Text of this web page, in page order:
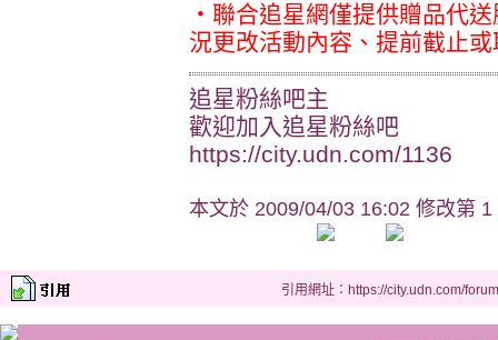
‧聯合追星網僅提供贈品代
況更改活動內容、提前截止
追星粉絲吧主
歡迎加入追星粉絲吧
https://city.udn.com/1136
本文於 2009/04/03 16:02 修改第 1
引用網址：https://city.udn.com/